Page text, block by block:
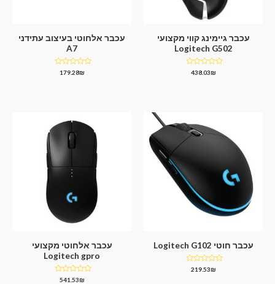
עכבר גיימינג קווי מקצועי
Logitech G502
דורג438.03₪
עכבר אלחוטי בעיצוב עתידני
A7
דורג179.28₪
עכבר חוטי Logitech G102
דורג219.53₪
עכבר אלחוטי מקצועי
Logitech gpro
דורג541.53₪